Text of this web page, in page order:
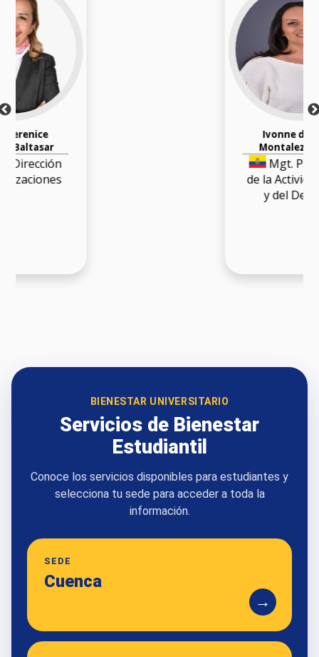
BIENESTAR UNIVERSITARIO
Servicios de Bienestar
Estudiantil
Conoce los servicios disponibles para estudiantes y
selecciona tu sede para acceder a toda la
información.
SEDE
Cuenca
→